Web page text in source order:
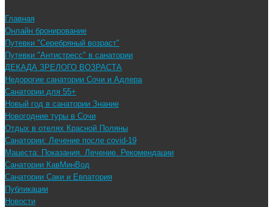
Главная
Онлайн бронирование
Путевки "Серебряный возраст"
Путевки "Антистресс" в санатории
ДЕКАДА ЗРЕЛОГО ВОЗРАСТА
Недорогие санатории Сочи и Адлера
Санатории для 55+
Новый год в санатории Знание
Новогодние туры в Сочи
Отдых в отелях Красной Поляны
Санатории: Лечение после covid-19
Мацеста: Показания. Лечение. Рекомендации
Санатории КавМинВод
Санатории Саки и Евпатория
Публикации
Новости